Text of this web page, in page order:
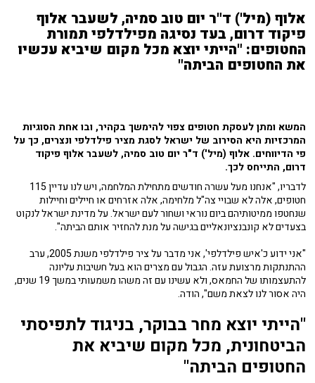
אלוף (מיל') ד"ר יום טוב סמיה, לשעבר אלוף
פיקוד דרום, בעד נסיגה מפילדלפי תמורת
החטופים: "הייתי יוצא מכל מקום שיביא עכשיו
את החטופים הביתה"
המשא ומתן לעסקת חטופים צפוי להימשך בקהיר, ובו אחת הסוגיות
המרכזיות היא הסירוב של ישראל לסגת מציר פילדלפי ונצרים, כך על
פי הדיווחים. אלוף (מיל') ד"ר יום טוב סמיה, לשעבר אלוף פיקוד
דרום, התייחס לכך.
לדבריו, "אנחנו מעל עשרה חודשים מתחילת המלחמה, ויש לנו עדיין 115
חטופים, אלה לא שבויי צה"ל מלחימה, אלה אזרחים או חיילים וחיילות
שנחטפו ממיטותיהם ביום נוראי ושחור לעם ישראל. על מדינת ישראל לנקוט
בצעדים לא קונבנציונאליים בגישה על מנת להחזיר אותם הביתה".
"אני ידוע כ'איש פילדלפי', אני מדבר על ציר פילדלפי משנת 2005, ערב
ההתנתקות מרצועת עזה. הגבול עם מצרים הוא בעל חשיבות עליונה
להתעצמותו של החמאס, ולא עשינו עם זה משהו משמעותי במשך 19 שנים,
היה אסור לנו לצאת משם", הודה.
"הייתי יוצא מחר בבוקר, בניגוד לתפיסתי
הביטחונית, מכל מקום שיביא את
החטופים הביתה"